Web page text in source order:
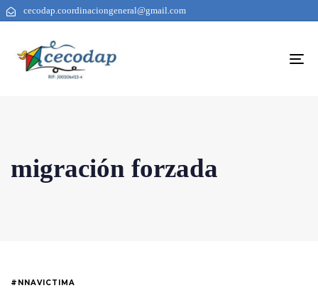
cecodap.coordinaciongeneral@gmail.com
migración forzada
#NNAVICTIMA